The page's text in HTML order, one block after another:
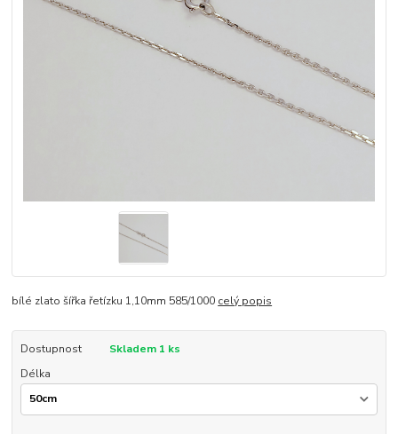
bílé zlato šířka řetízku 1,10mm 585/1000 celý popis
Dostupnost
Skladem 1 ks
Délka